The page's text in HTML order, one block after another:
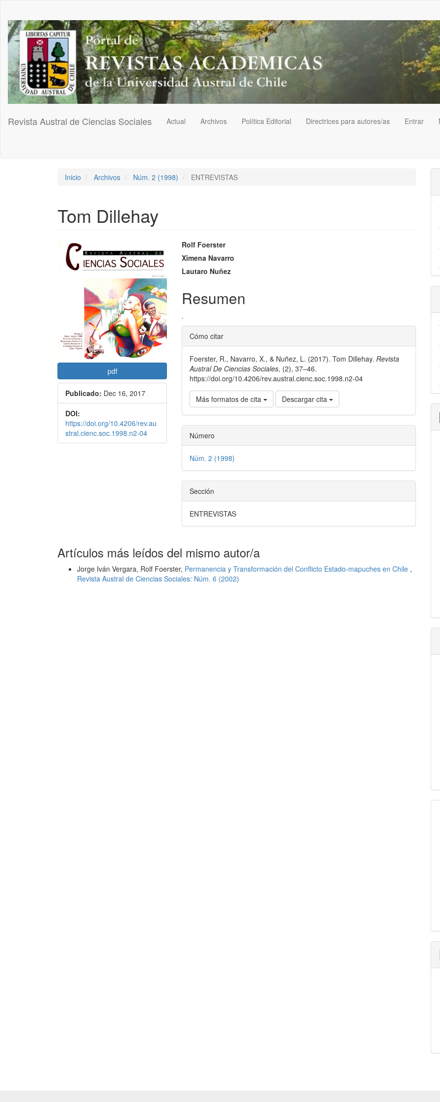
Contenido
principal
Barra
lateral
Revista Austral de Ciencias Sociales Actual Archivos Política Editorial Directrices para autores/as Entrar
Inicio Archivos Núm. 2 (1998) ENTREVISTAS
Tom Dillehay
Barra
lateral
artículo
pdf
Publicado: Dec 16, 2017
DOI:
https://doi.org/10.4206/rev.au
stral.cienc.soc.1998.n2-04
Contenido
principal
del
artículo
Rolf Foerster
Ximena Navarro
Lautaro Nuñez
Resumen
.
Detalles
del
artículo
Cómo citar
Foerster, R., Navarro, X., & Nuñez, L. (2017). Tom Dillehay.Revista
Austral De Ciencias Sociales, (2), 37–46.
https://doi.org/10.4206/rev.austral.cienc.soc.1998.n2-04
Más formatos de cita Descargar cita
Número
Núm. 2 (1998)
Sección
ENTREVISTAS
Artículos más leídos del mismo autor/a
Jorge Iván Vergara, Rolf Foerster, Permanencia y Transformación del Conflicto Estado-mapuches en Chile ,
Revista Austral de Ciencias Sociales: Núm. 6 (2002)